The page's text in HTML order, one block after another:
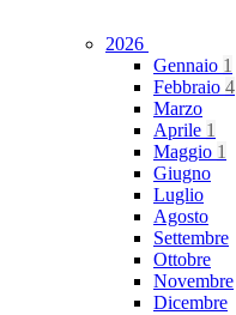
2026
Gennaio 1
Febbraio 4
Marzo
Aprile 1
Maggio 1
Giugno
Luglio
Agosto
Settembre
Ottobre
Novembre
Dicembre